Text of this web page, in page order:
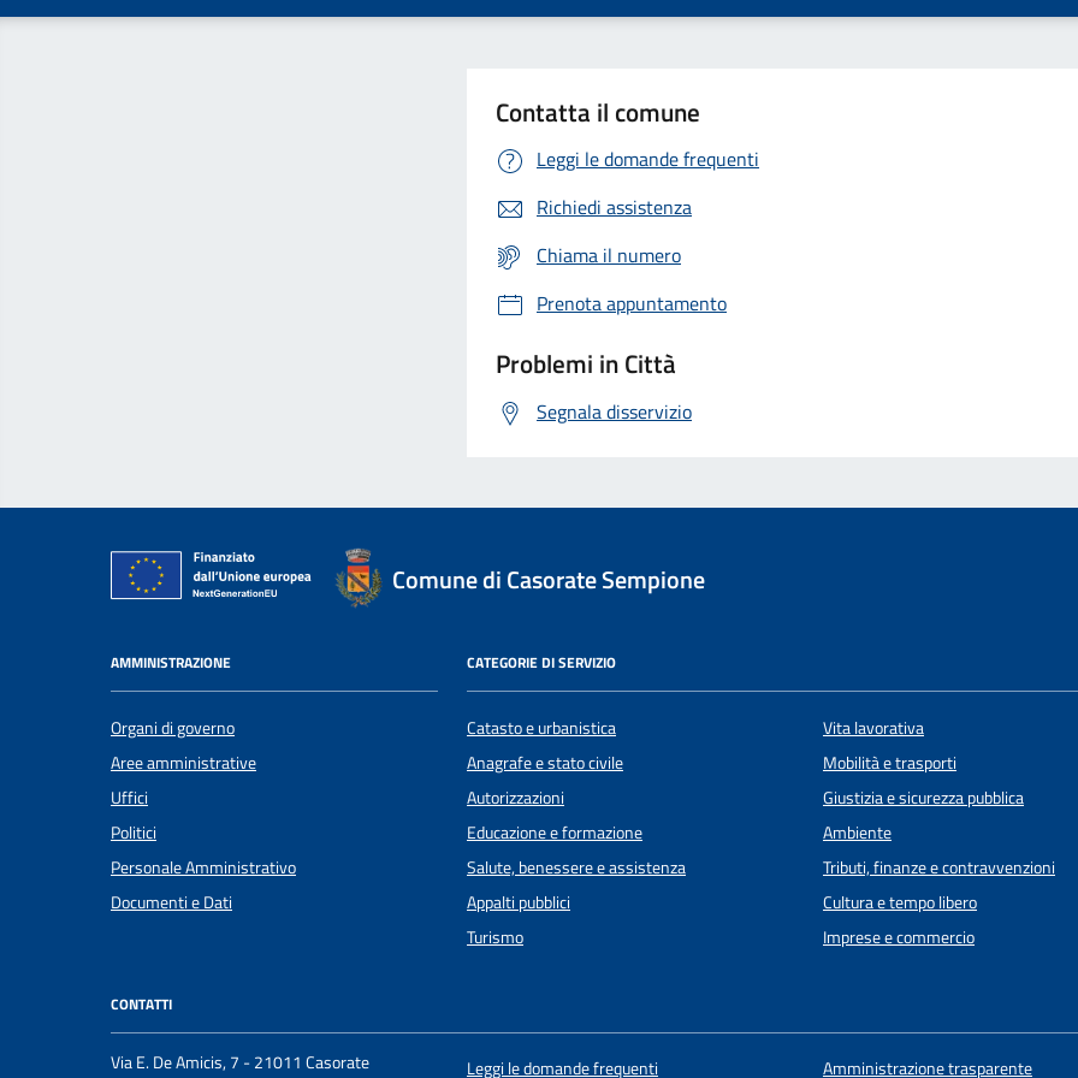
Contatta il comune
Leggi le domande frequenti
Richiedi assistenza
Chiama il numero
Prenota appuntamento
Problemi in Città
Segnala disservizio
Comune di Casorate Sempione
AMMINISTRAZIONE
Organi di governo
Aree amministrative
Uffici
Politici
Personale Amministrativo
Documenti e Dati
CATEGORIE DI SERVIZIO
Catasto e urbanistica
Anagrafe e stato civile
Autorizzazioni
Educazione e formazione
Salute, benessere e assistenza
Appalti pubblici
Turismo
Vita lavorativa
Mobilità e trasporti
Giustizia e sicurezza pubblica
Ambiente
Tributi, finanze e contravvenzioni
Cultura e tempo libero
Imprese e commercio
CONTATTI
Via E. De Amicis, 7 - 21011 Casorate
Leggi le domande frequenti Amministrazione trasparente